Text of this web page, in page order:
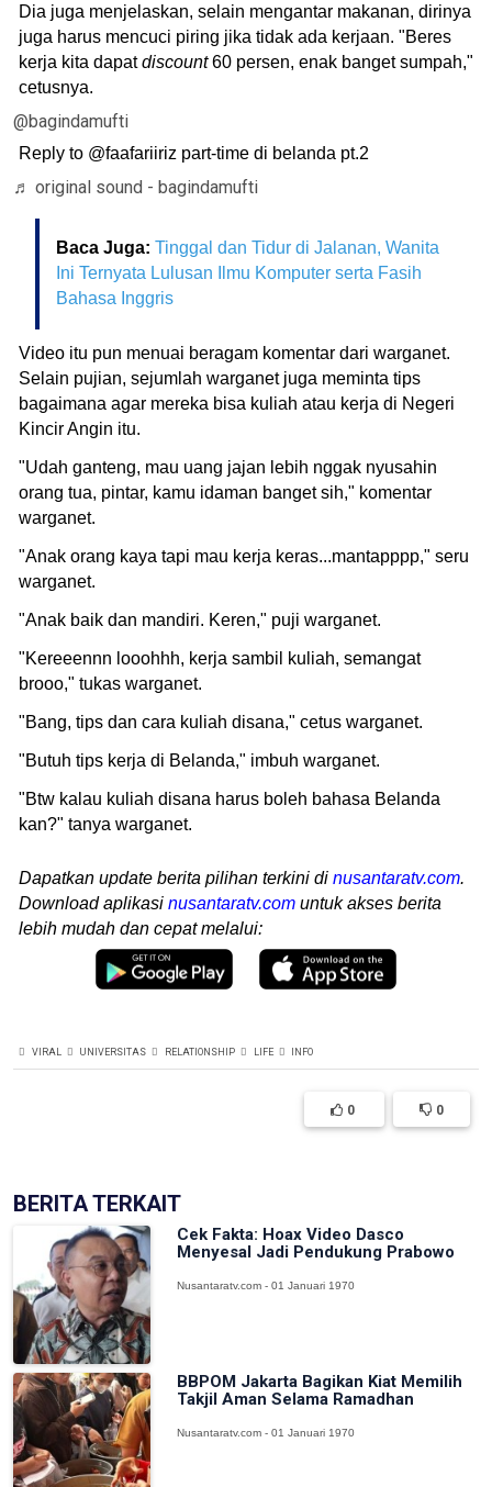
Dia juga menjelaskan, selain mengantar makanan, dirinya
juga harus mencuci piring jika tidak ada kerjaan. "Beres
kerja kita dapatdiscount60 persen, enak banget sumpah,"
cetusnya.
@bagindamufti
Reply to @faafariiriz part-time di belanda pt.2
♬ original sound - bagindamufti
Baca Juga: Tinggal dan Tidur di Jalanan, Wanita
Ini Ternyata Lulusan Ilmu Komputer serta Fasih
Bahasa Inggris
Video itu pun menuai beragam komentar dari warganet.
Selain pujian, sejumlah warganet juga meminta tips
bagaimana agar mereka bisa kuliah atau kerja di Negeri
Kincir Angin itu.
"Udah ganteng, mau uang jajan lebih nggak nyusahin
orang tua, pintar, kamu idaman banget sih," komentar
warganet.
"Anak orang kaya tapi mau kerja keras...mantapppp," seru
warganet.
"Anak baik dan mandiri. Keren," puji warganet.
"Kereeennn looohhh, kerja sambil kuliah, semangat
brooo," tukas warganet.
"Bang, tips dan cara kuliah disana," cetus warganet.
"Butuh tips kerja di Belanda," imbuh warganet.
"Btw kalau kuliah disana harus boleh bahasa Belanda
kan?" tanya warganet.
Dapatkan update berita pilihan terkini di nusantaratv.com.
Download aplikasi nusantaratv.com untuk akses berita
lebih mudah dan cepat melalui:
VIRAL UNIVERSITAS RELATIONSHIP LIFE INFO
0 0
BERITA TERKAIT
Cek Fakta: Hoax Video Dasco
Menyesal Jadi Pendukung Prabowo
Nusantaratv.com - 01 Januari 1970
BBPOM Jakarta Bagikan Kiat Memilih
Takjil Aman Selama Ramadhan
Nusantaratv.com - 01 Januari 1970